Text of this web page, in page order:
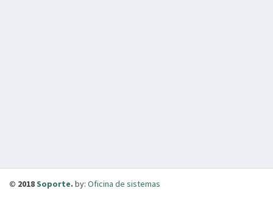
© 2018Soporte. by: Oficina de sistemas